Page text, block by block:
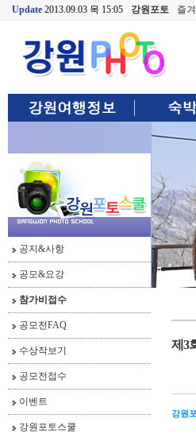
Update 2013.09.03 목 15:05 강원포토 즐
공지&사항
공모&요강
참가비접수
공모전FAQ
수상작보기
공모전접수
이벤트
강원포토스쿨
제3
강원